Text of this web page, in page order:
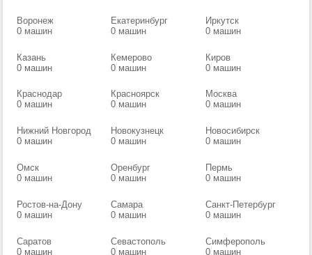
Воронеж
0 машин
Екатеринбург
0 машин
Иркутск
0 машин
Казань
0 машин
Кемерово
0 машин
Киров
0 машин
Краснодар
0 машин
Красноярск
0 машин
Москва
0 машин
Нижний Новгород
0 машин
Новокузнецк
0 машин
Новосибирск
0 машин
Омск
0 машин
Оренбург
0 машин
Пермь
0 машин
Ростов-на-Дону
0 машин
Самара
0 машин
Санкт-Петербург
0 машин
Саратов
0 машин
Севастополь
0 машин
Симферополь
0 машин